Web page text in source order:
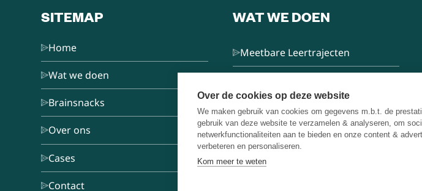
SITEMAP
Home
Wat we doen
Brainsnacks
Over ons
Cases
Contact
WAT WE DOEN
Meetbare Leertrajecten
Train de Trainer
Keynotes
Over de cookies op deze website
We maken gebruik van cookies om gegevens m.b.t. de
gebruik van deze website te verzamelen & analyseren, om
netwerkfunctionaliteiten aan te bieden en onze content &
verbeteren en personaliseren.
Kom meer te weten